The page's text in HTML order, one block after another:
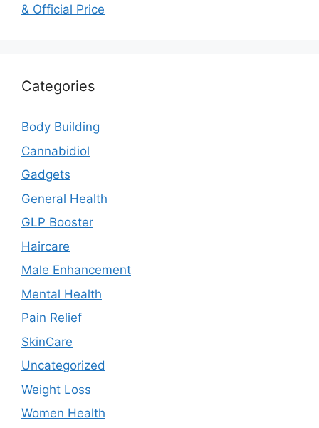
& Official Price
Categories
Body Building
Cannabidiol
Gadgets
General Health
GLP Booster
Haircare
Male Enhancement
Mental Health
Pain Relief
SkinCare
Uncategorized
Weight Loss
Women Health